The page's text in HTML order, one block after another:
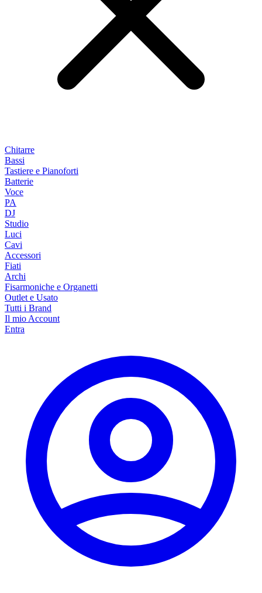
Chitarre
Bassi
Tastiere e Pianoforti
Batterie
Voce
PA
DJ
Studio
Luci
Cavi
Accessori
Fiati
Archi
Fisarmoniche e Organetti
Outlet e Usato
Tutti i Brand
Il mio Account
Entra